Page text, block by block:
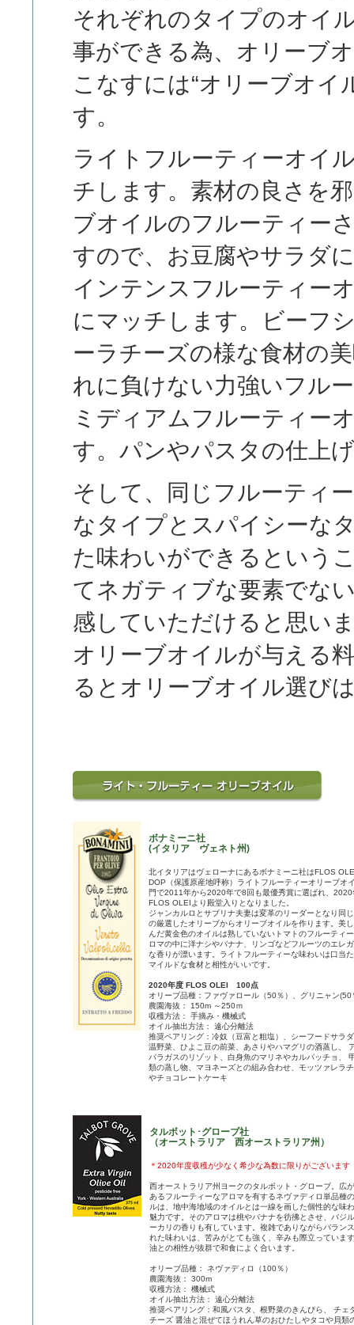
それぞれのタイプのオイ
事ができる為、オリーブ
こなすには“オリーブオイ
す。
ライトフルーティーオイ
チします。素材の良さを
ブオイルのフルーティー
すので、お豆腐やサラダ
インテンスフルーティー
にマッチします。ビーフ
ーラチーズの様な食材の
れに負けない力強いフル
ミディアムフルーティー
す。パンやパスタの仕上
そして、同じフルーティ
なタイプとスパイシーな
た味わいができるという
てネガティブな要素でな
感していただけると思い
オリーブオイルが与える
るとオリーブオイル選び
ボナミーニ社
(イタリア ヴェネト州)
北イタリアはヴェローナにあるボナミーニ社はFLOS
DOP（保護原産地呼称）ライトフルーティーオリーブオ
門で2011年から2020年で8回も最優秀賞に選ばれ、2020
FLOS OLEIより殿堂入りとなりました。
ジャンカルロとサブリナ夫妻は変革のリーダーとなり同
の厳選したオリーブからオリーブオイルを作ります。美
んだ黄金色のオイルは熟していないトマトのフルーティ
ロマの中に洋ナシやバナナ、リンゴなどフルーツのエレ
な香りが漂います。ライトフルーティーな味わいは口当
マイルドな食材と相性がいいです。
2020年度 FLOS OLEI 100点
オリーブ品種：ファヴァロール（50％）、グリニャン(50
農園海抜： 150m ～250ｍ
収穫方法： 手摘み・機械式
オイル抽出方法： 遠心分離法
推奨ペアリング：冷奴（豆富と粗塩）、シーフードサラ
温野菜、ひよこ豆の前菜、あさりやハマグリの酒蒸し、
パラガスのリゾット、白身魚のマリネやカルパッチョ、
類の蒸し物、マヨネーズとの組み合わせ、モッツァレラ
やチョコレートケーキ
タルボット･グローブ社
（オーストラリア 西オーストラリア州）
＊2020年度収穫が少なく希少な為数に限りがございます
西オーストラリア州ヨークのタルボット・グローブ。広
あるフルーティーなアロマを有するネヴァディロ単品種
ルは、地中海地域のオイルとは一線を画した個性的な味
魅力です。そのアロマは桃やバナナを彷彿とさせ、バジ
ーカリの香りも有しています。複雑でありながらバラン
れた味わいは、苦みがとても強く、辛みも際立っていま
油との相性が抜群で和食によく合います。
オリーブ品種： ネヴァディロ（100％）
農園海抜： 300m
収穫方法： 機械式
オイル抽出方法： 遠心分離法
推奨ペアリング：和風パスタ、根野菜のきんぴら、 チェ
チーズ 醤油と混ぜてほうれん草のおひたしやタコや貝類